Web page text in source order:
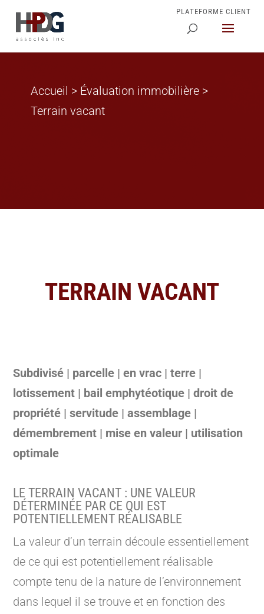
PLATEFORME CLIENT
Accueil ­­> Évaluation immobilière­­>
Terrain vacant
TERRAIN VACANT
Subdivisé | parcelle | en vrac | terre |
lotissement | bail emphytéotique | droit de
propriété | servitude | assemblage |
démembrement | mise en valeur | utilisation
optimale
LE TERRAIN VACANT : UNE VALEUR
DÉTERMINÉE PAR CE QUI EST
POTENTIELLEMENT RÉALISABLE
La valeur d’un terrain découle essentiellement
de ce qui est potentiellement réalisable
compte tenu de la nature de l’environnement
dans lequel il se trouve et en fonction des